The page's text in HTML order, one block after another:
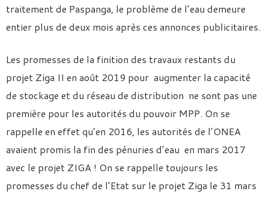
traitement de Paspanga, le problème de l’eau demeure
entier plus de deux mois après ces annonces publicitaires.
Les promesses de la finition des travaux restants du
projet Ziga II en août 2019 pour augmenter la capacité
de stockage et du réseau de distribution ne sont pas une
première pour les autorités du pouvoir MPP. On se
rappelle en effet qu’en 2016, les autorités de l’ONEA
avaient promis la fin des pénuries d’eau en mars 2017
avec le projet ZIGA ! On se rappelle toujours les
promesses du chef de l’Etat sur le projet Ziga le 31 mars